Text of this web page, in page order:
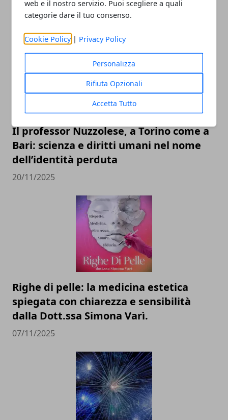
web e il nostro servizio. Puoi scegliere a quali
categorie dare il tuo consenso.
Cookie Policy | Privacy Policy
Personalizza
Rifiuta Opzionali
Accetta Tutto
ARTICOLI CORRELATI
Il professor Nuzzolese, a Torino come a
Bari: scienza e diritti umani nel nome
dell’identità perduta
20/11/2025
Righe di pelle: la medicina estetica
spiegata con chiarezza e sensibilità
dalla Dott.ssa Simona Varì.
07/11/2025